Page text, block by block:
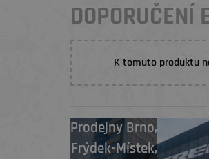
DOPORUČENÍ
K tomuto produktu
ProdejnyBrno,
Frýdek-Místek,